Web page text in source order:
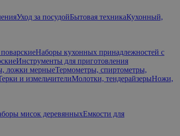
Уход за посудойБытовая техникаКухонный,
Наборы кухонных принадлежностей с
Инструменты для приготовления
ложки мерныеТермометры, спиртометры,
и измельчителиМолотки, тендерайзерыНожи,
мисок деревянныхЕмкости для